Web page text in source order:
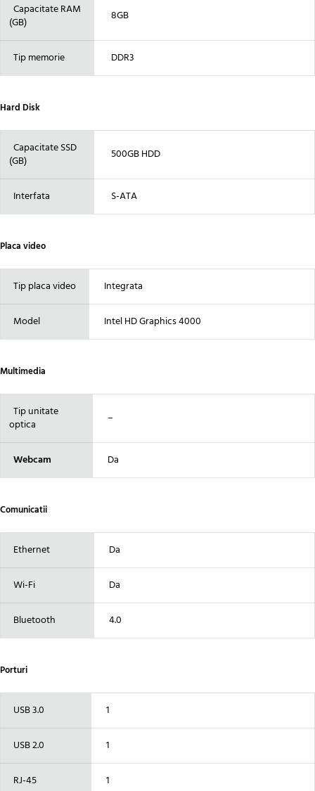
Capacitate RAM
(GB)
8GB
Tip memorie DDR3
Hard Disk
Capacitate SSD
(GB)
500GB HDD
Interfata S-ATA
Placa video
Tip placa video Integrata
Model Intel HD Graphics 4000
Multimedia
Tip unitate
optica
–
Webcam Da
Comunicatii
Ethernet Da
Wi-Fi Da
Bluetooth 4.0
Porturi
USB 3.0 1
USB 2.0 1
RJ-45 1